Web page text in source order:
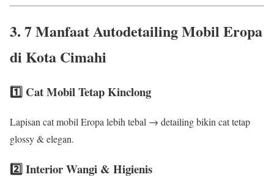
3. 7 Manfaat Autodetailing Mobil Eropa
di Kota Cimahi
1️⃣ Cat Mobil Tetap Kinclong
Lapisan cat mobil Eropa lebih tebal → detailing bikin cat tetap
glossy & elegan.
2️⃣ Interior Wangi & Higienis